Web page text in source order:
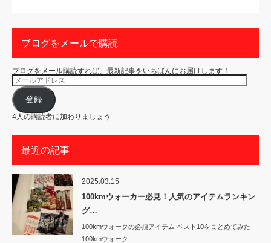
ブログをメールで購読
ブログをメール購読すれば、最新記事をいちばんにお届けします！
メ
ー
ル
ア
ド
レ
ス
登録
4人の購読者に加わりましょう
最近の記事
2025.03.15
100kmウォーカー必見！人気のアイテムランキン
グ…
100kmウォークの必須アイテム ベスト10をまとめてみた
100kmウォーク…